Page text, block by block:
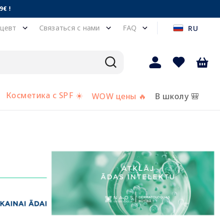
!
Связаться с нами FAQ RU
Косметика с SPF ☀️ WOW цены 🔥 В школу 🎒